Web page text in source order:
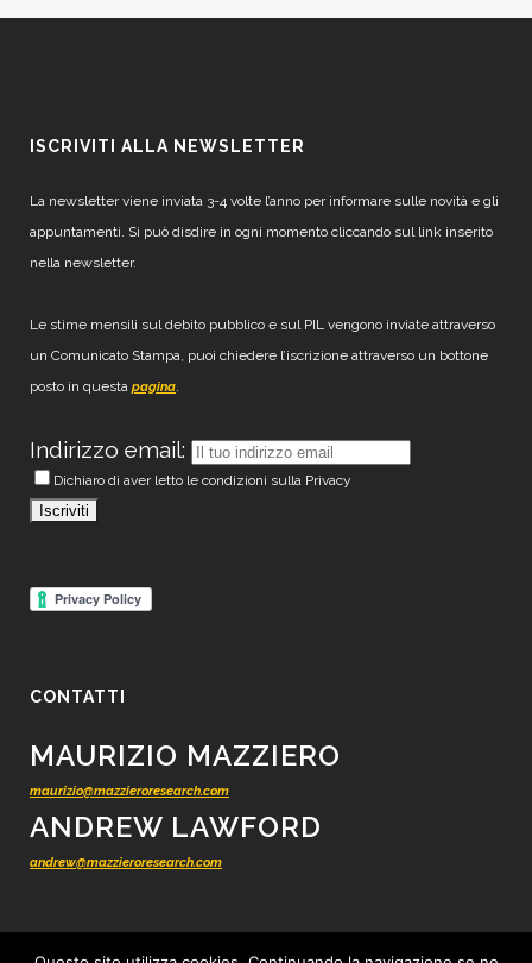
ISCRIVITI ALLA NEWSLETTER
La newsletter viene inviata 3-4 volte l’anno per informare sulle novità e gli
appuntamenti. Si può disdire in ogni momento cliccando sul link inserito
nella newsletter.
Le stime mensili sul debito pubblico e sul PIL vengono inviate attraverso
un Comunicato Stampa, puoi chiedere l’iscrizione attraverso un bottone
posto in questa pagina.
Indirizzo email:
Dichiaro di aver letto le condizioni sulla Privacy
CONTATTI
MAURIZIO MAZZIERO
maurizio@mazzieroresearch.com
ANDREW LAWFORD
andrew@mazzieroresearch.com